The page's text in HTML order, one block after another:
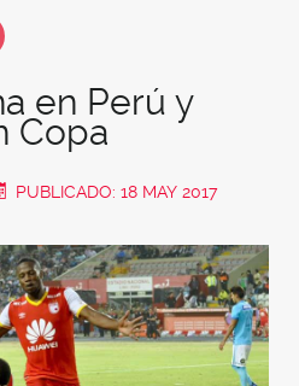
en Perú y
Copa
PUBLICADO: 18 MAY 2017